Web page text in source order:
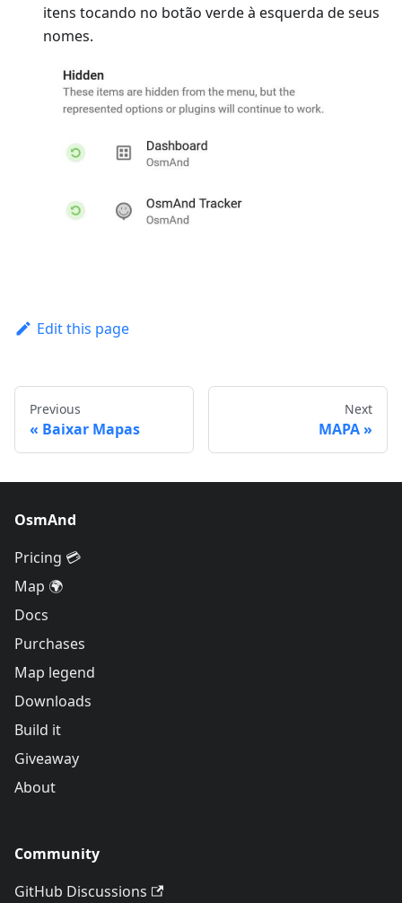
itens tocando no botão verde à esquerda de seus
nomes.
Edit this page
Previous
Baixar Mapas
Next
MAPA
OsmAnd
Pricing 💳
Map 🌍
Docs
Purchases
Map legend
Downloads
Build it
Giveaway
About
Community
GitHub Discussions